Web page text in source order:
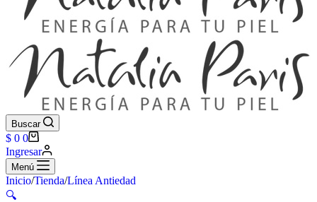
Buscar
Carro
de
compra
$ 0 0
Ingresar
Menú
Inicio/Tienda/Línea Antiedad
🔍